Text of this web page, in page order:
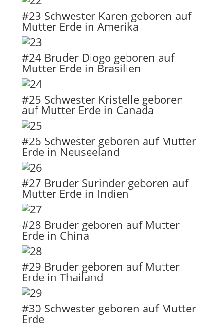
#23 Schwester Karen geboren auf
Mutter Erde in Amerika
#24 Bruder Diogo geboren auf
Mutter Erde in Brasilien
#25 Schwester Kristelle geboren
auf Mutter Erde in Canada
#26 Schwester geboren auf Mutter
Erde in Neuseeland
#27 Bruder Surinder geboren auf
Mutter Erde in Indien
#28 Bruder geboren auf Mutter
Erde in China
#29 Bruder geboren auf Mutter
Erde in Thailand
#30 Schwester geboren auf Mutter
Erde